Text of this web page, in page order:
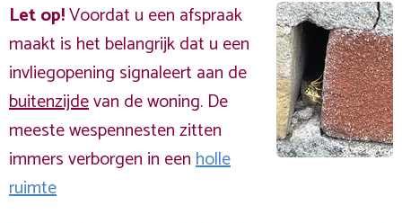
Let op!Voordat u een afspraak
maakt is het belangrijk dat u een
invliegopening signaleert aan de
buitenzijdevan de woning. De
meeste wespennesten zitten
immers verborgen in eenholle
ruimte